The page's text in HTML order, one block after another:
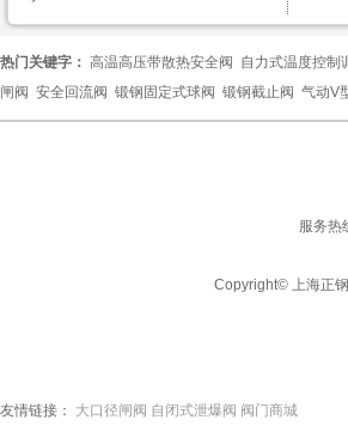
热门关键字： 高温高压带散热安全阀 自力式温度控制
闸阀 安全回流阀 锻钢固定式球阀 锻钢截止阀 气动V
服务热
Copyright© 上海正
友情链接： 大口径闸阀 自闭式泄爆阀 阀门商城